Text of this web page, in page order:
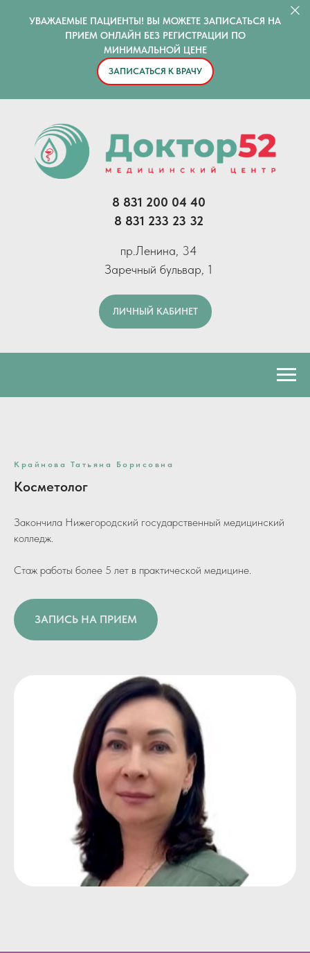
УВАЖАЕМЫЕ ПАЦИЕНТЫ! ВЫ МОЖЕТЕ ЗАПИСАТЬСЯ НА
ПРИЕМ ОНЛАЙН БЕЗ РЕГИСТРАЦИИ ПО
МИНИМАЛЬНОЙ ЦЕНЕ
ЗАПИСАТЬСЯ К ВРАЧУ
8 831 200 04 40
8 831 233 23 32
пр.Ленина, 34
Заречный бульвар, 1
ЛИЧНЫЙ КАБИНЕТ
Крайнова Татьяна Борисовна
Косметолог
Закончила Нижегородский государственный медицинский
колледж.
Стаж работы более 5 лет в практической медицине.
ЗАПИСЬ НА ПРИЕМ